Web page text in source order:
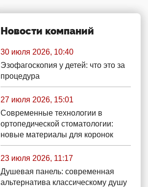
Новости компаний
30 июля 2026, 10:40
Эзофагоскопия у детей: что это за
процедура
27 июля 2026, 15:01
Современные технологии в
ортопедической стоматологии:
новые материалы для коронок
23 июля 2026, 11:17
Душевая панель: современная
альтернатива классическому душу